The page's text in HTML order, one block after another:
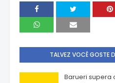
TALVEZ VOCÊ GOSTE
Barueri supera